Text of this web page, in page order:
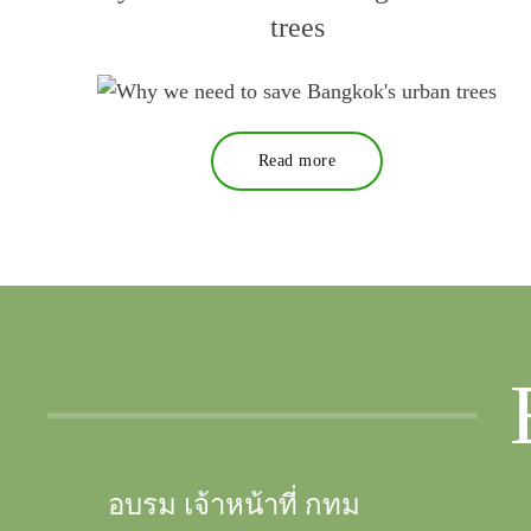
trees
Read more
อบรม เจ้าหน้าที่ กทม